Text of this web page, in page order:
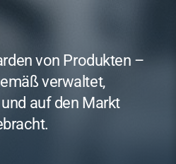
von Produkten –
verwaltet,
auf den Markt